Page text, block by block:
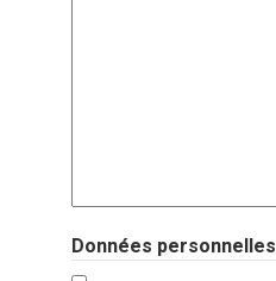
Données personnelles